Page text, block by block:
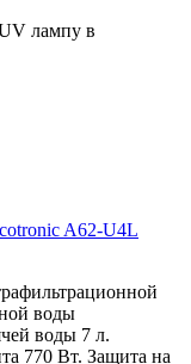
лампу в
A62-U4L
воды
воды 7 л.
770 Вт. Защита на